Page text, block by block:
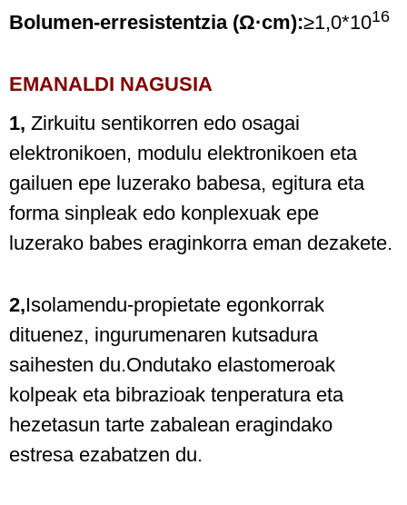
Bolumen-erresistentzia (Ω·cm):≥1,0*1016
EMANALDI NAGUSIA
1, Zirkuitu sentikorren edo osagai
elektronikoen, modulu elektronikoen eta
gailuen epe luzerako babesa, egitura eta
forma sinpleak edo konplexuak epe
luzerako babes eraginkorra eman dezakete.
2,Isolamendu-propietate egonkorrak
dituenez, ingurumenaren kutsadura
saihesten du.Ondutako elastomeroak
kolpeak eta bibrazioak tenperatura eta
hezetasun tarte zabalean eragindako
estresa ezabatzen du.